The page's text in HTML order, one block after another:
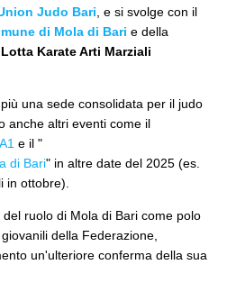
Judo Bari , e si svolge con il
di Mola di Bari e della
Karate Arti Marziali
una sede consolidata per il judo
anche altri eventi come il
e il "
di Bari" in altre date del 2025 (es.
in ottobre).
ruolo di Mola di Bari come polo
della Federazione,
un'ulteriore conferma della sua